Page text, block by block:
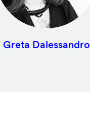
Greta Dalessandro